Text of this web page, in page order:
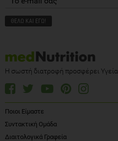
Η σωστή διατροφή προσφέρει Υγεία
Ποιοι Είμαστε
Συντακτική Ομάδα
Διαιτολογικά Γραφεία